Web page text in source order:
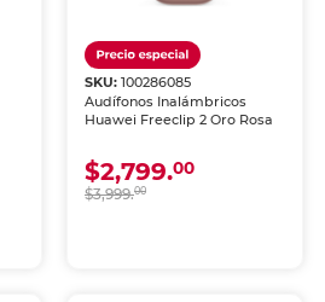
SKU: 100286085
Audífonos Inalámbricos
Huawei Freeclip 2 Oro Rosa
$2,799.00
$3,999.00